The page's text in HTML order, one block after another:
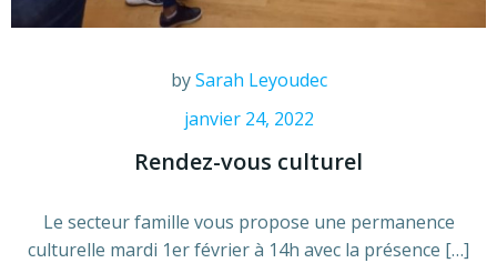
bySarah Leyoudec
janvier 24, 2022
Rendez-vous culturel
Le secteur famille vous propose une permanence
culturelle mardi 1er février à 14h avec la présence […]